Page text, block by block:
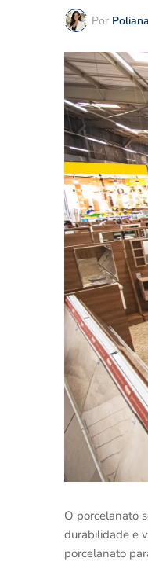
Por
O porcelanato
durabilidade e
porcelanato